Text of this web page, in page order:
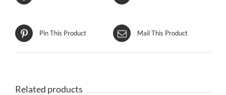
Pin This Product Mail This Product
Related products